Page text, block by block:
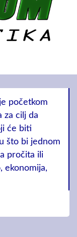
početkom
za cilj da
će biti
što bi jednom
pročita ili
ekonomija,